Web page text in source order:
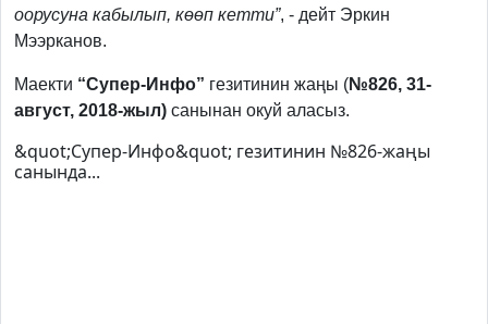
оорусуна кабылып, көөп кетти”, - дейт Эркин
Мээрканов.
Маекти “Супер-Инфо” гезитинин жаңы (№826, 31-
август, 2018-жыл) санынан окуй аласыз.
&quot;Супер-Инфо&quot; гезитинин №826-жаңы
санында...